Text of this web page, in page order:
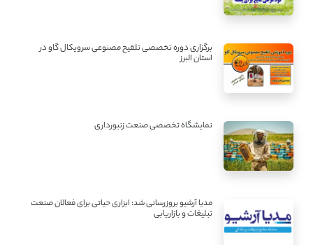
برگزاری دوره تخصصی تلقیح مصنوعی سرویکال گاو در
استان البرز
نمایشگاه تخصصی صنعت زنبورداری
مدیا آرشیو بروزرسانی شد: ابزاری حیاتی برای فعالان صنعت
تبلیغات و بازاریابی